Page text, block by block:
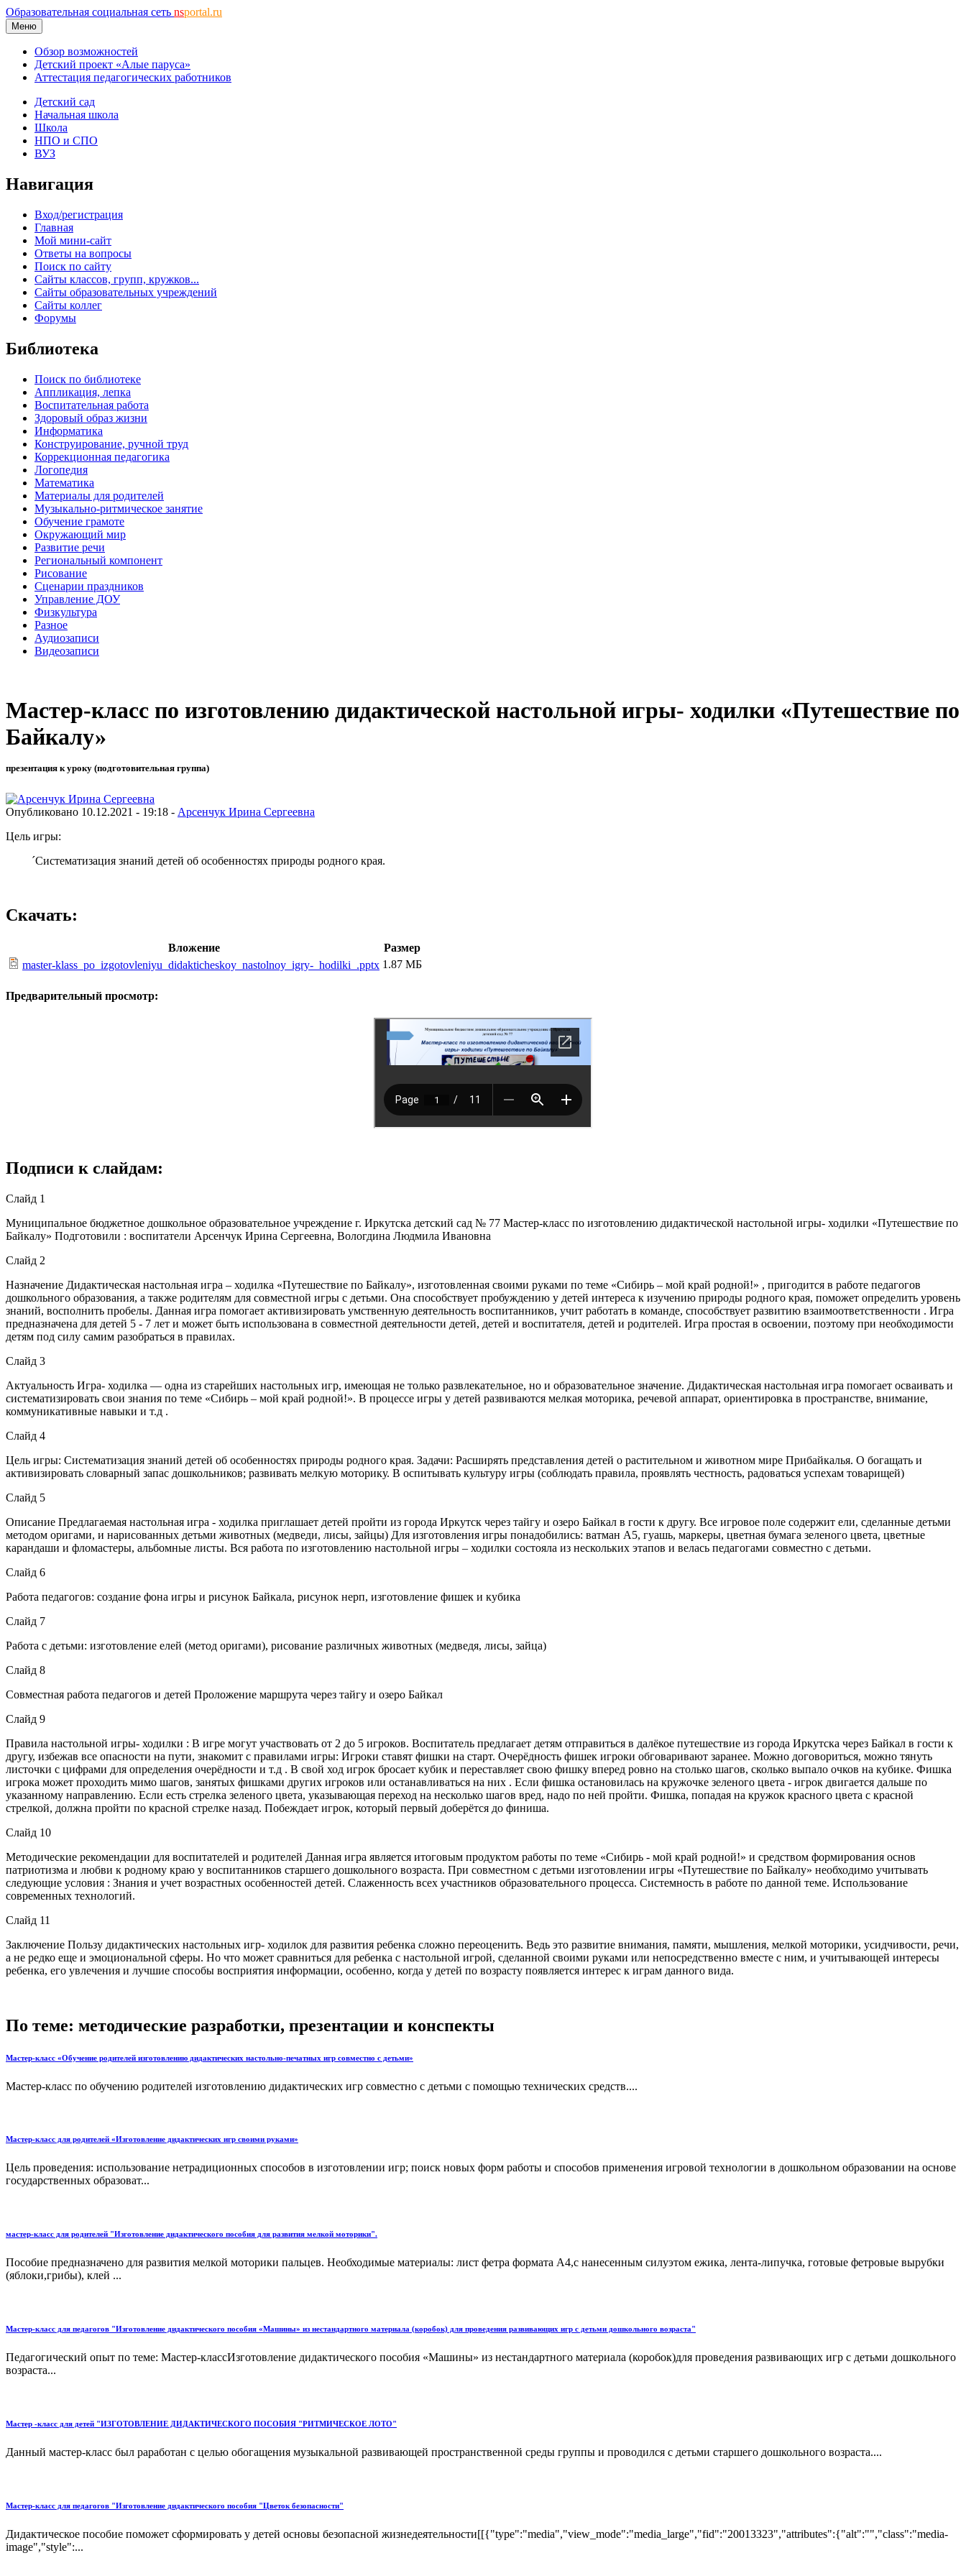
Образовательная социальная сеть nsportal.ru
Меню
Обзор возможностей
Детский проект «Алые паруса»
Аттестация педагогических работников
Детский сад
Начальная школа
Школа
НПО и СПО
ВУЗ
Навигация
Вход/регистрация
Главная
Мой мини-сайт
Ответы на вопросы
Поиск по сайту
Сайты классов, групп, кружков...
Сайты образовательных учреждений
Сайты коллег
Форумы
Библиотека
Поиск по библиотеке
Аппликация, лепка
Воспитательная работа
Здоровый образ жизни
Информатика
Конструирование, ручной труд
Коррекционная педагогика
Логопедия
Математика
Материалы для родителей
Музыкально-ритмическое занятие
Обучение грамоте
Окружающий мир
Развитие речи
Региональный компонент
Рисование
Сценарии праздников
Управление ДОУ
Физкультура
Разное
Аудиозаписи
Видеозаписи
Мастер-класс по изготовлению дидактической настольной игры- ходилки «Путешествие по
Байкалу»
презентация к уроку (подготовительная группа)
Опубликовано 10.12.2021 - 19:18 - Арсенчук Ирина Сергеевна
Цель игры:
´Систематизация знаний детей об особенностях природы родного края.
Скачать:
Вложение
Размер
master-klass_po_izgotovleniyu_didakticheskoy_nastolnoy_igry-_hodilki_.pptx 1.87 МБ
Предварительный просмотр:
Подписи к слайдам:
Слайд 1
Муниципальное бюджетное дошкольное образовательное учреждение г. Иркутска детский сад № 77 Мастер-класс по изготовлению дидактической настольной игры- ходилки «Путешествие по
Байкалу» Подготовили : воспитатели Арсенчук Ирина Сергеевна, Вологдина Людмила Ивановна
Слайд 2
Назначение Дидактическая настольная игра – ходилка «Путешествие по Байкалу», изготовленная своими руками по теме «Сибирь – мой край родной!» , пригодится в работе педагогов
дошкольного образования, а также родителям для совместной игры с детьми. Она способствует пробуждению у детей интереса к изучению природы родного края, поможет определить уровень
знаний, восполнить пробелы. Данная игра помогает активизировать умственную деятельность воспитанников, учит работать в команде, способствует развитию взаимоответственности . Игра
предназначена для детей 5 - 7 лет и может быть использована в совместной деятельности детей, детей и воспитателя, детей и родителей. Игра простая в освоении, поэтому при необходимости
детям под силу самим разобраться в правилах.
Слайд 3
Актуальность Игра- ходилка — одна из старейших настольных игр, имеющая не только развлекательное, но и образовательное значение. Дидактическая настольная игра помогает осваивать и
систематизировать свои знания по теме «Сибирь – мой край родной!». В процессе игры у детей развиваются мелкая моторика, речевой аппарат, ориентировка в пространстве, внимание,
коммуникативные навыки и т.д .
Слайд 4
Цель игры: Систематизация знаний детей об особенностях природы родного края. Задачи: Расширять представления детей о растительном и животном мире Прибайкалья. О богащать и
активизировать словарный запас дошкольников; развивать мелкую моторику. В оспитывать культуру игры (соблюдать правила, проявлять честность, радоваться успехам товарищей)
Слайд 5
Описание Предлагаемая настольная игра - ходилка приглашает детей пройти из города Иркутск через тайгу и озеро Байкал в гости к другу. Все игровое поле содержит ели, сделанные детьми
методом оригами, и нарисованных детьми животных (медведи, лисы, зайцы) Для изготовления игры понадобились: ватман А5, гуашь, маркеры, цветная бумага зеленого цвета, цветные
карандаши и фломастеры, альбомные листы. Вся работа по изготовлению настольной игры – ходилки состояла из нескольких этапов и велась педагогами совместно с детьми.
Слайд 6
Работа педагогов: создание фона игры и рисунок Байкала, рисунок нерп, изготовление фишек и кубика
Слайд 7
Работа с детьми: изготовление елей (метод оригами), рисование различных животных (медведя, лисы, зайца)
Слайд 8
Совместная работа педагогов и детей Проложение маршрута через тайгу и озеро Байкал
Слайд 9
Правила настольной игры- ходилки : В игре могут участвовать от 2 до 5 игроков. Воспитатель предлагает детям отправиться в далёкое путешествие из города Иркутска через Байкал в гости к
другу, избежав все опасности на пути, знакомит с правилами игры: Игроки ставят фишки на старт. Очерёдность фишек игроки обговаривают заранее. Можно договориться, можно тянуть
листочки с цифрами для определения очерёдности и т.д . В свой ход игрок бросает кубик и переставляет свою фишку вперед ровно на столько шагов, сколько выпало очков на кубике. Фишка
игрока может проходить мимо шагов, занятых фишками других игроков или останавливаться на них . Если фишка остановилась на кружочке зеленого цвета - игрок двигается дальше по
указанному направлению. Если есть стрелка зеленого цвета, указывающая переход на несколько шагов вред, надо по ней пройти. Фишка, попадая на кружок красного цвета с красной
стрелкой, должна пройти по красной стрелке назад. Побеждает игрок, который первый доберётся до финиша.
Слайд 10
Методические рекомендации для воспитателей и родителей Данная игра является итоговым продуктом работы по теме «Сибирь - мой край родной!» и средством формирования основ
патриотизма и любви к родному краю у воспитанников старшего дошкольного возраста. При совместном с детьми изготовлении игры «Путешествие по Байкалу» необходимо учитывать
следующие условия : Знания и учет возрастных особенностей детей. Слаженность всех участников образовательного процесса. Системность в работе по данной теме. Использование
современных технологий.
Слайд 11
Заключение Пользу дидактических настольных игр- ходилок для развития ребенка сложно переоценить. Ведь это развитие внимания, памяти, мышления, мелкой моторики, усидчивости, речи,
а не редко еще и эмоциональной сферы. Но что может сравниться для ребенка с настольной игрой, сделанной своими руками или непосредственно вместе с ним, и учитывающей интересы
ребенка, его увлечения и лучшие способы восприятия информации, особенно, когда у детей по возрасту появляется интерес к играм данного вида.
По теме: методические разработки, презентации и конспекты
Мастер-класс «Обучение родителей изготовлению дидактических настольно-печатных игр совместно с детьми»
Мастер-класс по обучению родителей изготовлению дидактических игр совместно с детьми с помощью технических средств....
Мастер-класс для родителей «Изготовление дидактических игр своими руками»
Цель проведения: использование нетрадиционных способов в изготовлении игр; поиск новых форм работы и способов применения игровой технологии в дошкольном образовании на основе
государственных образоват...
мастер-класс для родителей "Изготовление дидактического пособия для развития мелкой моторики".
Пособие предназначено для развития мелкой моторики пальцев. Необходимые материалы: лист фетра формата А4,с нанесенным силуэтом ежика, лента-липучка, готовые фетровые вырубки
(яблоки,грибы), клей ...
Мастер-класс для педагогов "Изготовление дидактического пособия «Машины» из нестандартного материала (коробок) для проведения развивающих игр с детьми дошкольного возраста"
Педагогический опыт по теме: Мастер-классИзготовление дидактического пособия «Машины» из нестандартного материала (коробок)для проведения развивающих игр с детьми дошкольного
возраста...
Мастер -класс для детей "ИЗГОТОВЛЕНИЕ ДИДАКТИЧЕСКОГО ПОСОБИЯ "РИТМИЧЕСКОЕ ЛОТО"
Данный мастер-класс был раработан с целью обогащения музыкальной развивающей пространственной среды группы и проводился с детьми старшего дошкольного возраста....
Мастер-класс для педагогов "Изготовление дидактического пособия "Цветок безопасности"
Дидактическое пособие поможет сформировать у детей основы безопасной жизнедеятельности[[{"type":"media","view_mode":"media_large","fid":"20013323","attributes":{"alt":"","class":"media-
image","style":...